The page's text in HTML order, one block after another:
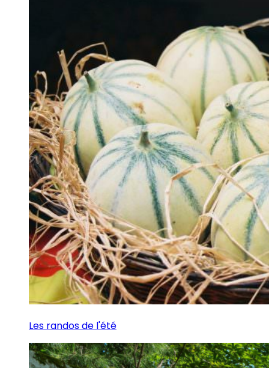
Les randos de l'été